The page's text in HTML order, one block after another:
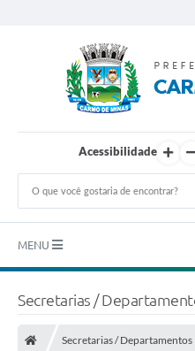
Acessibilidade
MENU
Secretarias /
Secretarias / Departamentos